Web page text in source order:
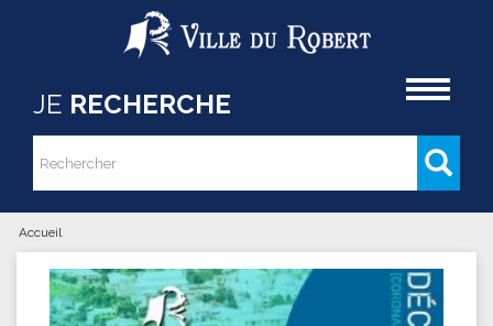
Aller au contenu principal
JE RECHERCHE
Formulaire de recherche
Rechercher
Vous êtes ici
Accueil